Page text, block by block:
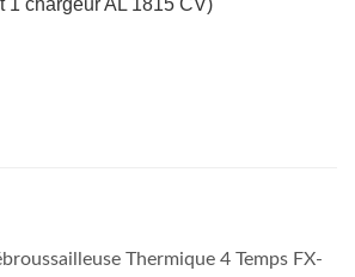
1 chargeur AL 1815 CV)
Thermique 4 Temps FX-